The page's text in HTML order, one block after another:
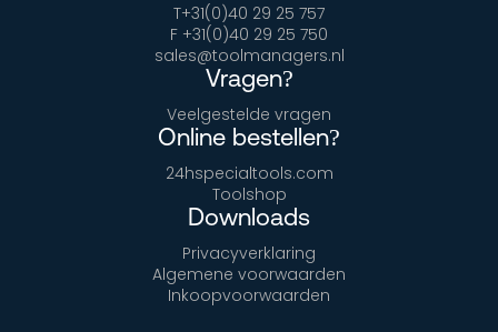
T+31(0)40 29 25 757
F +31(0)40 29 25 750
sales@toolmanagers.nl
Vragen?
Veelgestelde vragen
Online bestellen?
24hspecialtools.com
Toolshop
Downloads
Privacyverklaring
Algemene voorwaarden
Inkoopvoorwaarden